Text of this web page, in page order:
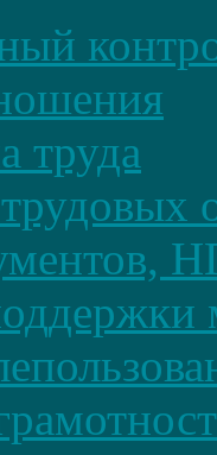
труда